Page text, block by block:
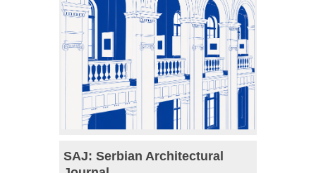
SAJ: Serbian Architectural